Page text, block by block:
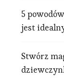
5
jest
Stwórz